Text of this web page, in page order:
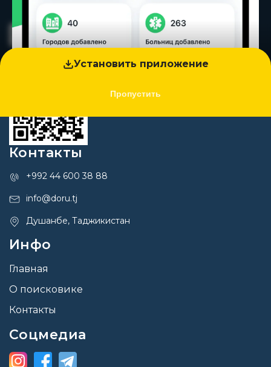
Установить приложение
Пропустить
Контакты
+992 44 600 38 88
info@doru.tj
Душанбе, Таджикистан
Инфо
Главная
О поисковике
Контакты
Соцмедиа